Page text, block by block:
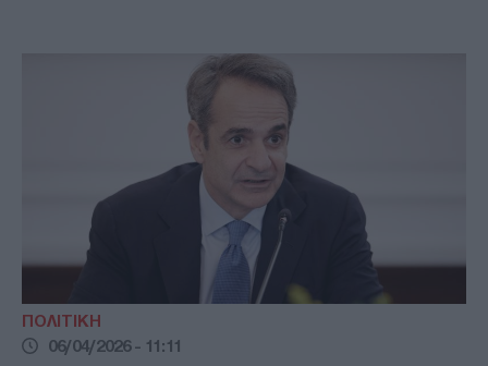
ΠΟΛΙΤΙΚΗ
06/04/2026 - 11:11